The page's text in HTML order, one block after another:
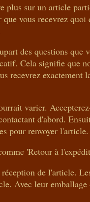
plus sur un article
vous recevrez quoi
des questions que
Cela signifie que
recevrez exactement
varier.
d'abord.
pour renvoyer l'article.
'Retour à
de l'article.
Avec leur